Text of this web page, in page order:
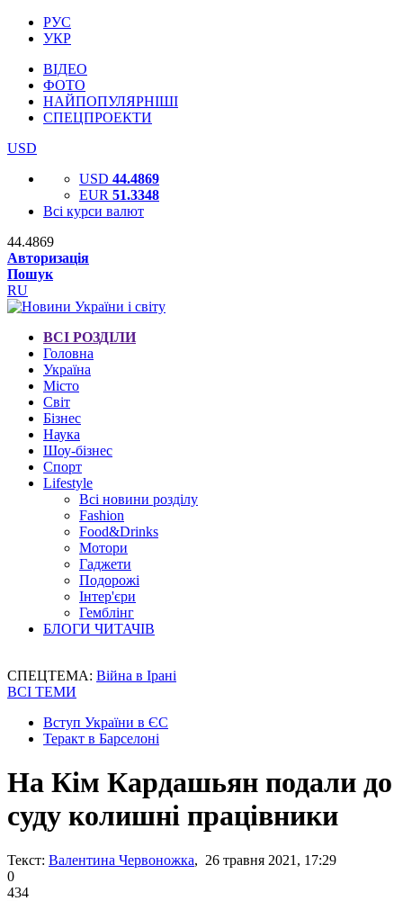
РУС
УКР
ВІДЕО
ФОТО
НАЙПОПУЛЯРНІШІ
СПЕЦПРОЕКТИ
USD
USD 44.4869
EUR 51.3348
Всі курси валют
44.4869
Авторизація
Пошук
RU
ВСІ РОЗДІЛИ
Головна
Україна
Місто
Світ
Бізнес
Наука
Шоу-бізнес
Спорт
Lifestyle
Всі новини розділу
Fashion
Food&Drinks
Мотори
Гаджети
Подорожі
Інтер'єри
Гемблінг
БЛОГИ ЧИТАЧІВ
СПЕЦТЕМА: Війна в Ірані
ВСІ ТЕМИ
Вступ України в ЄС
Теракт в Барселоні
На Кім Кардашьян подали до
суду колишні працівники
Текст: Валентина Червоножка, 26 травня 2021, 17:29
0
434